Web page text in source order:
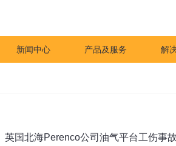
新闻中心 产品及服务 解
英国北海Perenco公司油气平台工伤事故